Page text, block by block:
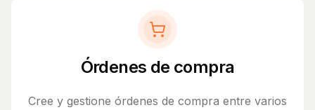
Órdenes de compra
Cree y gestione órdenes de compra entre varios